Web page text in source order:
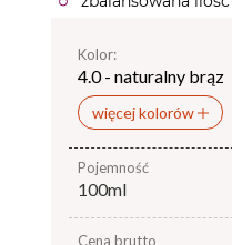
Kolor:
4.0 - naturalny brąz
więcej kolorów
pojemność
100ml
Cena brutto